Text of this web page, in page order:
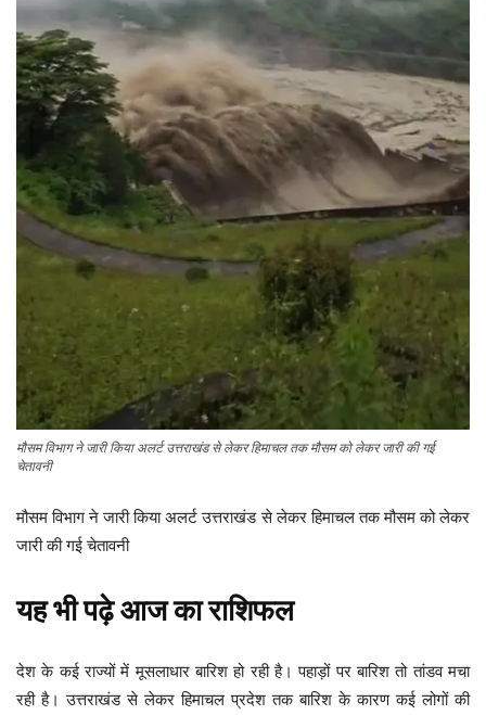
मौसम विभाग ने जारी किया अलर्ट उत्तराखंड से लेकर हिमाचल तक मौसम को लेकर जारी की गई
चेतावनी
मौसम विभाग ने जारी किया अलर्ट उत्तराखंड से लेकर हिमाचल तक मौसम को लेकर
जारी की गई चेतावनी
यह भी पढ़ेआज का राशिफल
देश के कई राज्यों में मूसलाधार बारिश हो रही है। पहाड़ों पर बारिश तो तांडव मचा
रही है। उत्तराखंड से लेकर हिमाचल प्रदेश तक बारिश के कारण कई लोगों की